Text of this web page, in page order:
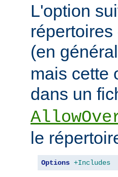
L'option
(en
mais cette
dans un
le
Options +Includes